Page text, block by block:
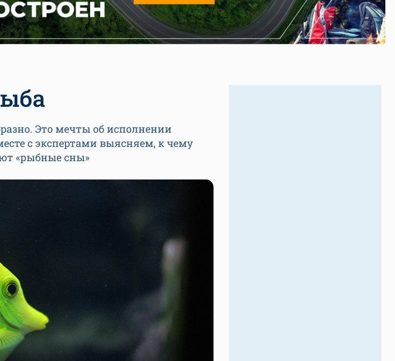
Это мечты об исполнении
с экспертами выясняем, к чему
«рыбные сны»